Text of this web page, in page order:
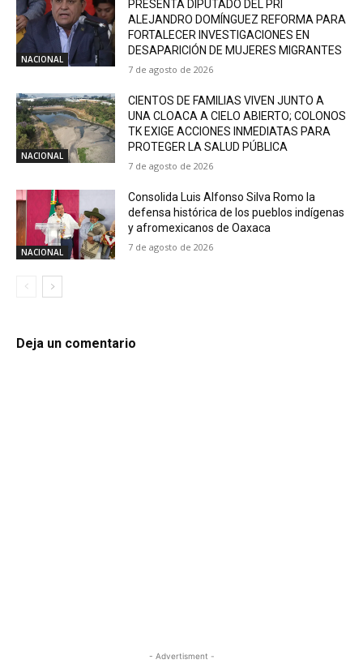
NACIONAL
PRESENTA DIPUTADO DEL PRI
ALEJANDRO DOMÍNGUEZ REFORMA PARA
FORTALECER INVESTIGACIONES EN
DESAPARICIÓN DE MUJERES MIGRANTES
7 de agosto de 2026
NACIONAL
CIENTOS DE FAMILIAS VIVEN JUNTO A
UNA CLOACA A CIELO ABIERTO; COLONOS
TK EXIGE ACCIONES INMEDIATAS PARA
PROTEGER LA SALUD PÚBLICA
7 de agosto de 2026
NACIONAL
Consolida Luis Alfonso Silva Romo la
defensa histórica de los pueblos indígenas
y afromexicanos de Oaxaca
7 de agosto de 2026
Deja un comentario
- Advertisment -